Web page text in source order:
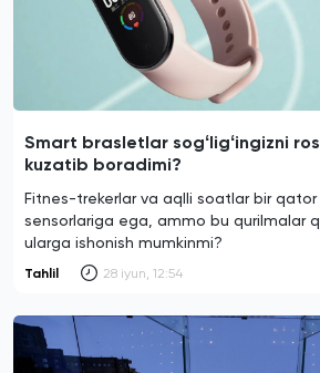
Smart brasletlar sogʻligʻingizni
kuzatib boradimi?
Fitnes-trekerlar va aqlli soatlar bir qator
sensorlariga ega, ammo bu qurilmalar
ularga ishonish mumkinmi?
Tahlil 28 iyun, 12:54